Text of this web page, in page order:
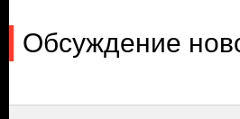
Обсуждение